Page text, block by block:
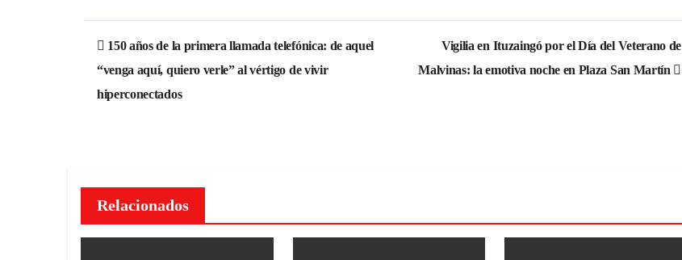
Navegación
de
entradas
150 años de la primera llamada telefónica: de aquel
“venga aquí, quiero verle” al vértigo de vivir
hiperconectados
Vigilia en Ituzaingó por el Día del Veterano de
Malvinas: la emotiva noche en Plaza San Martín
Relacionados